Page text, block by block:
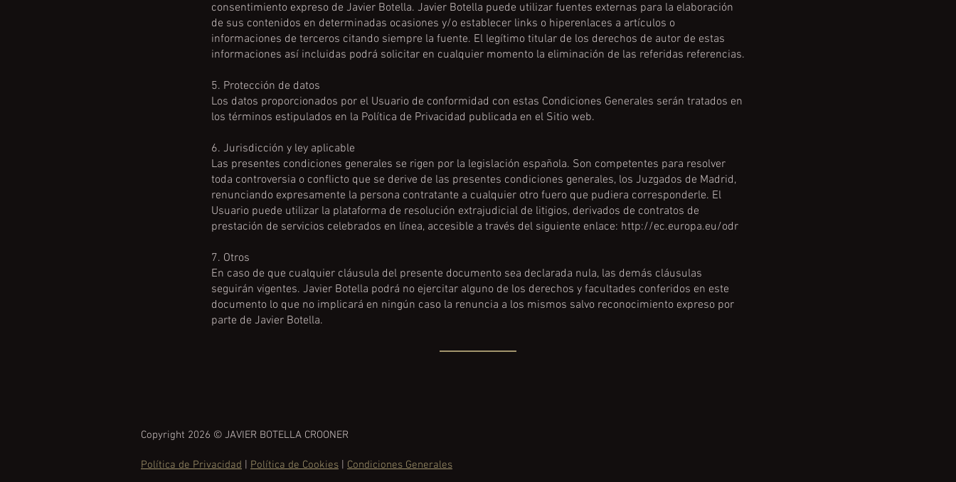
consentimiento expreso de Javier Botella. Javier Botella puede utilizar fuentes externas para la elaboración
de sus contenidos en determinadas ocasiones y/o establecer links o hiperenlaces a artículos o
informaciones de terceros citando siempre la fuente. El legítimo titular de los derechos de autor de estas
informaciones así incluidas podrá solicitar en cualquier momento la eliminación de las referidas referencias.
5. Protección de datos
Los datos proporcionados por el Usuario de conformidad con estas Condiciones Generales serán tratados en
los términos estipulados en la Política de Privacidad publicada en el Sitio web.
6. Jurisdicción y ley aplicable
Las presentes condiciones generales se rigen por la legislación española. Son competentes para resolver
toda controversia o conflicto que se derive de las presentes condiciones generales, los Juzgados de Madrid,
renunciando expresamente la persona contratante a cualquier otro fuero que pudiera corresponderle. El
Usuario puede utilizar la plataforma de resolución extrajudicial de litigios, derivados de contratos de
prestación de servicios celebrados en línea, accesible a través del siguiente enlace: http://ec.europa.eu/odr
7. Otros
En caso de que cualquier cláusula del presente documento sea declarada nula, las demás cláusulas
seguirán vigentes. Javier Botella podrá no ejercitar alguno de los derechos y facultades conferidos en este
documento lo que no implicará en ningún caso la renuncia a los mismos salvo reconocimiento expreso por
parte de Javier Botella.
Copyright 2026 © JAVIER BOTELLA CROONER
Política de Privacidad Política de Cookies Condiciones Generales